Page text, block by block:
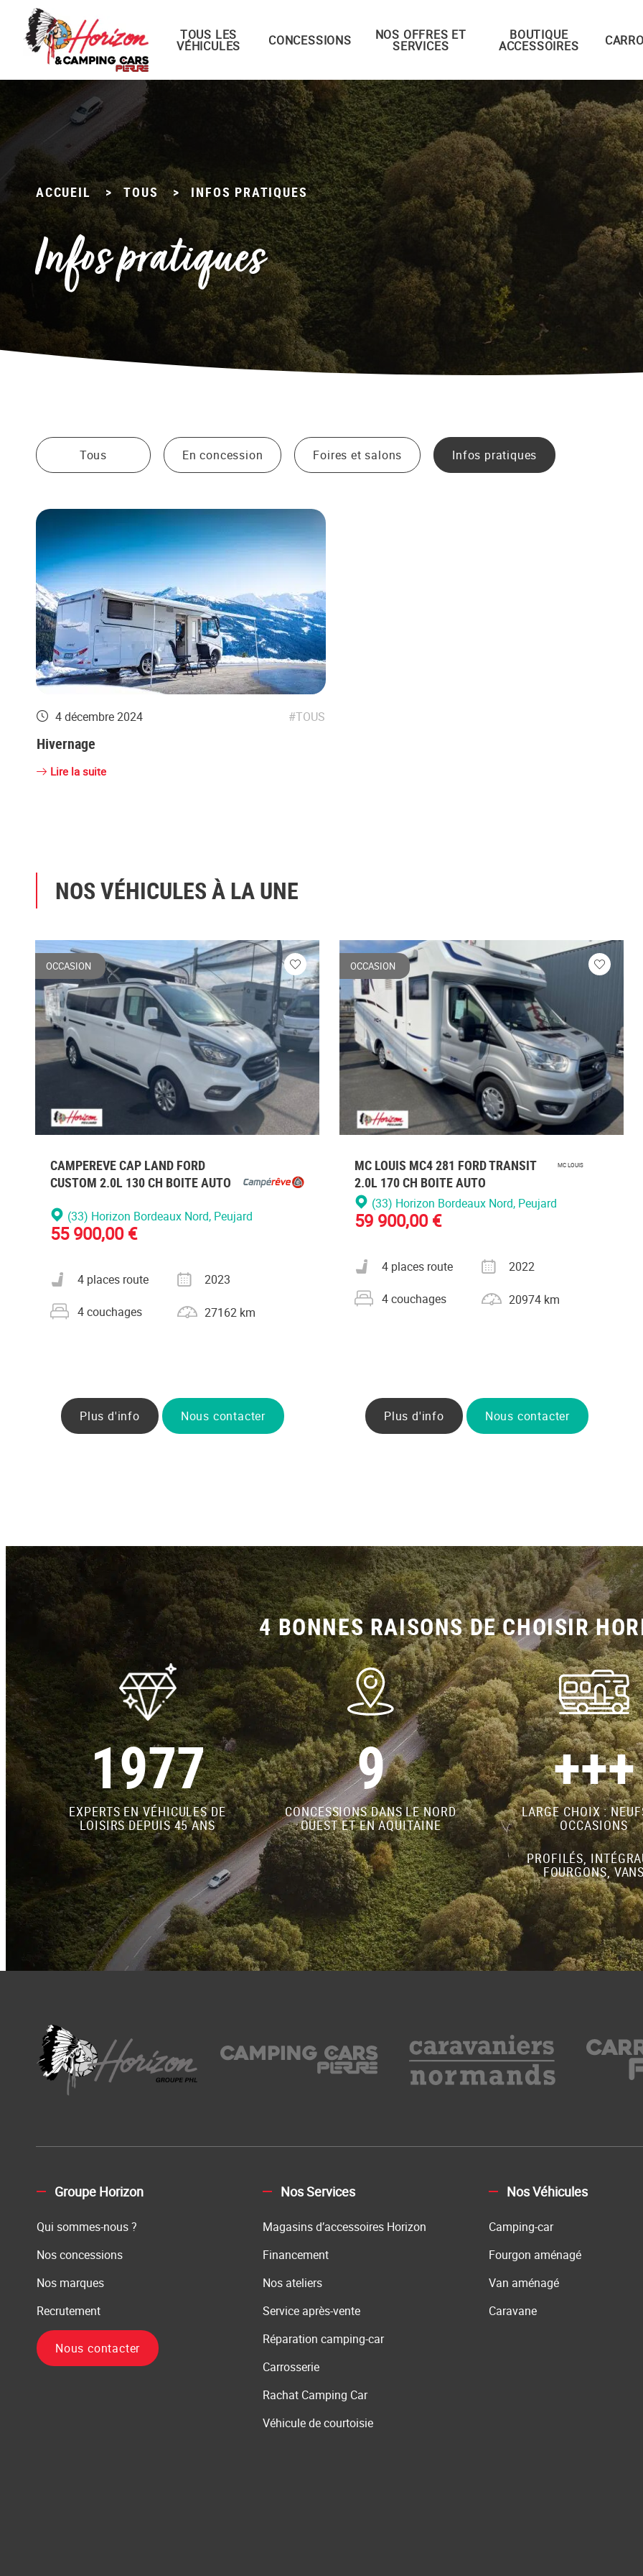
Passer
contenu
Menu principal
TOUS LES
VÉHICULES CONCESSIONS NOS OFFRES ET
SERVICES
BOUTIQUE
ACCESSOIRES
ACCUEIL > TOUS > INFOS PRATIQUES
Infos pratiques
Filtrer :
Tous En concession Foires et salons Infos pratiques
4 décembre 2024 TOUS
Hivernage
Lire la suite
NOS VÉHICULES À LA UNE
OCCASION
Veuillez
vous
connecter
CAMPEREVE CAP LAND FORD
CUSTOM 2.0L 130 CH BOITE AUTO
(33) Horizon Bordeaux Nord, Peujard
55 900,00 €
Nombre de places carte grise
4 places route Année2023
Nombre de couchages
4 couchages Kilométrage
27162 km
Plus d'info Nous contacter
OCCASION
Veuillez
MC LOUIS MC4 281 FORD TRANSIT
2.0L 170 CH BOITE AUTO
MC LOUIS
(33) Horizon Bordeaux Nord, Peujard
59 900,00 €
Nombre de places carte grise
4 places route Année2022
Nombre de couchages
4 couchages Kilométrage
20974 km
Plus d'info Nous contacter
4 BONNES RAISONS DE CHOISIR
1977
EXPERTS EN VÉHICULES DE
LOISIRS DEPUIS 45 ANS
9
CONCESSIONS DANS LE NORD
OUEST ET EN AQUITAINE
+++
LARGE CHOIX :
OCCASIONS
PROFILÉS,
FOURGONS, VANS
Groupe Horizon
Qui sommes-nous ?
Nos concessions
Nos marques
Recrutement
Nous contacter
Nos Services
Magasins d’accessoires Horizon
Financement
Nos ateliers
Service après-vente
Réparation camping-car
Carrosserie
Rachat Camping Car
Véhicule de courtoisie
Nos Véhicules
Camping-car
Fourgon aménagé
Van aménagé
Caravane